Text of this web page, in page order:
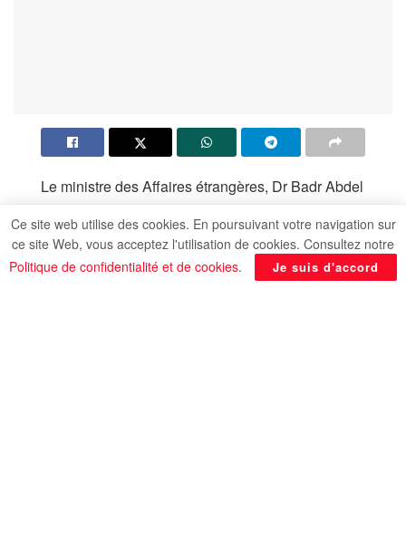
Le ministre des Affaires étrangères, Dr Badr Abdel
Bagdad, avec M. Mikhaïl Bogdanov, vice-ministre
des Affaires étrangères de la Fédération de
Russie et représentant spécial du président russe
Ce site web utilise des cookies. En poursuivant votre navigation sur
ce site Web, vous acceptez l'utilisation de cookies. Consultez notre
Politique de confidentialité et de cookies. Je suis d'accord